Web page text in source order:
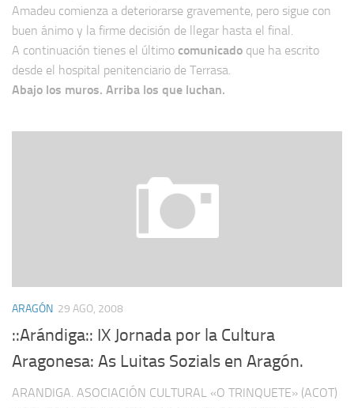
Amadeu comienza a deteriorarse gravemente, pero sigue con
buen ánimo y la firme decisión de llegar hasta el final.
A continuación tienes el último comunicado que ha escrito
desde el hospital penitenciario de Terrasa.
Abajo los muros. Arriba los que luchan.
ARAGÓN 29 AGO, 2008
::Arándiga:: IX Jornada por la Cultura
Aragonesa: As Luitas Sozials en Aragón.
ARANDIGA. ASOCIACIÓN CULTURAL «O TRINQUETE» (ACOT)